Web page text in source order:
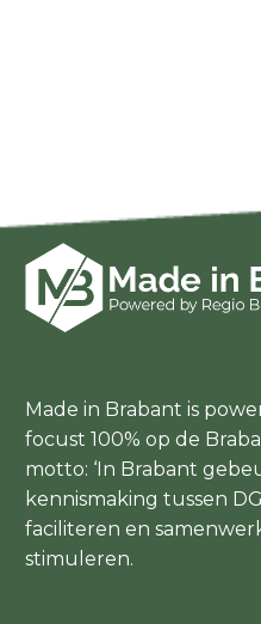
Made in Brabant is
focust 100% op de
motto: ‘In Brabant
kennismaking tussen
faciliteren en
stimuleren.